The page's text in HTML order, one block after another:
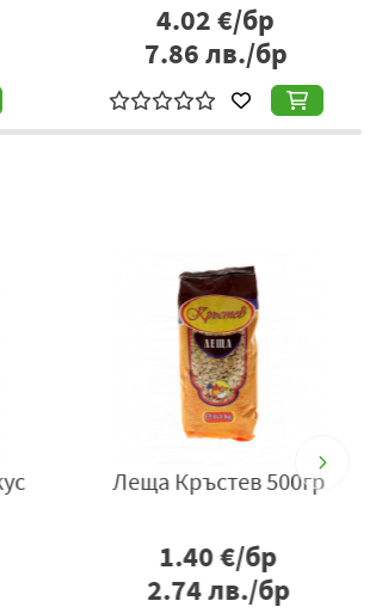
4.02€/бр
7.86лв./бр
Леща Кръстев 500гр
1.40€/бр
2.74лв./бр